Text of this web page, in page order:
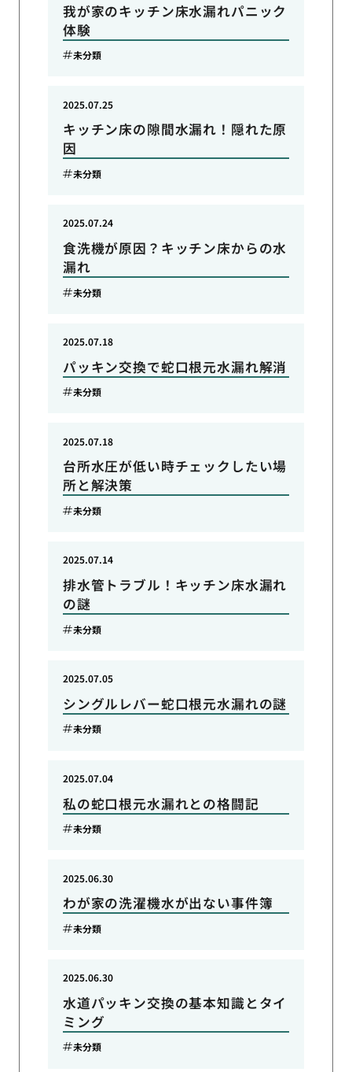
我が家のキッチン床水漏れパニック
体験
未分類
キッチン床の隙間水漏れ！隠れた原
因
2025.07.25
未分類
食洗機が原因？キッチン床からの水
漏れ
2025.07.24
未分類
パッキン交換で蛇口根元水漏れ解消
2025.07.18
未分類
台所水圧が低い時チェックしたい場
所と解決策
2025.07.18
未分類
排水管トラブル！キッチン床水漏れ
の謎
2025.07.14
未分類
シングルレバー蛇口根元水漏れの謎
2025.07.05
未分類
私の蛇口根元水漏れとの格闘記
2025.07.04
未分類
わが家の洗濯機水が出ない事件簿
2025.06.30
未分類
水道パッキン交換の基本知識とタイ
ミング
2025.06.30
未分類